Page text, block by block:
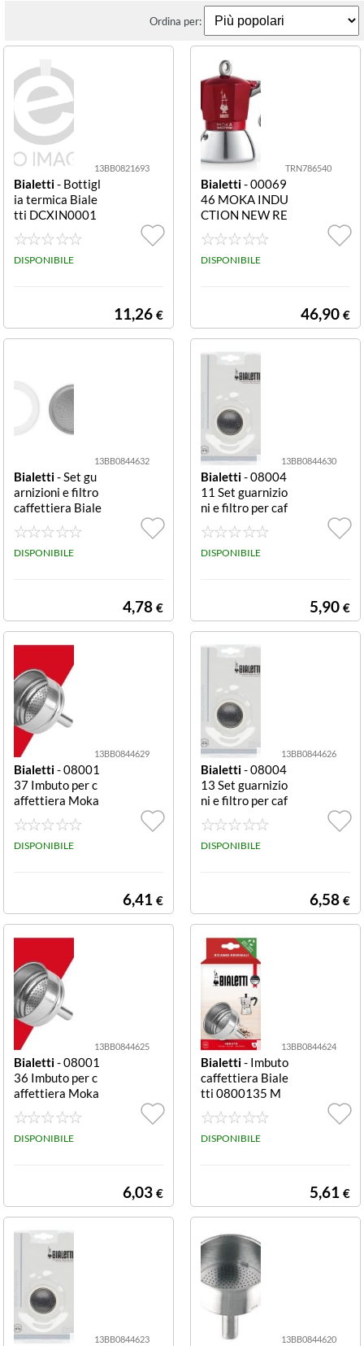
Ordina per:
13BB0821693
Bialetti- Bottigl
ia termica Biale
tti DCXIN0001
6 Fucsia
DISPONIBILE
11,26 €
TRN786540
Bialetti- 00069
46 MOKA INDU
CTION NEW RE
D 6TZ
DISPONIBILE
46,90 €
13BB0844632
Bialetti- Set gu
arnizioni e filtro
caffettiera Biale
tti 0800033
DISPONIBILE
4,78 €
13BB0844630
Bialetti- 08004
11 Set guarnizio
ni e filtro per caf
fettiera 4 tazze
Set guarnizioni
e filtro caffettie
DISPONIBILE
5,90 €
13BB0844629
Bialetti- 08001
37 Imbuto per c
affettiera Moka
Express 12 tazz
e in alluminio Im
buto caffettiera
DISPONIBILE
6,41 €
13BB0844626
Bialetti- 08004
13 Set guarnizio
ni e filtro per caf
fettiera 10 tazz
e Set guarnizion
i e filtro caffetti
DISPONIBILE
6,58 €
13BB0844625
Bialetti- 08001
36 Imbuto per c
affettiera Moka
Express 9 tazze
in alluminio Imb
uto caffettiera
DISPONIBILE
6,03 €
13BB0844624
Bialetti- Imbuto
caffettiera Biale
tti 0800135 M
OKA EXPRESS
DISPONIBILE
5,61 €
13BB0844623 13BB0844620